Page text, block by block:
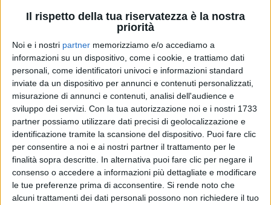
Il rispetto della tua riservatezza è la nostra
priorità
Noi e i nostri partner memorizziamo e/o accediamo a
informazioni su un dispositivo, come i cookie, e trattiamo dati
personali, come identificatori univoci e informazioni standard
inviate da un dispositivo per annunci e contenuti personalizzati,
misurazione di annunci e contenuti, analisi dell'audience e
sviluppo dei servizi. Con la tua autorizzazione noi e i nostri 1733
partner possiamo utilizzare dati precisi di geolocalizzazione e
identificazione tramite la scansione del dispositivo. Puoi fare clic
per consentire a noi e ai nostri partner il trattamento per le
finalità sopra descritte. In alternativa puoi fare clic per negare il
consenso o accedere a informazioni più dettagliate e modificare
le tue preferenze prima di acconsentire. Si rende noto che
alcuni trattamenti dei dati personali possono non richiedere il tuo
Altri ospiti